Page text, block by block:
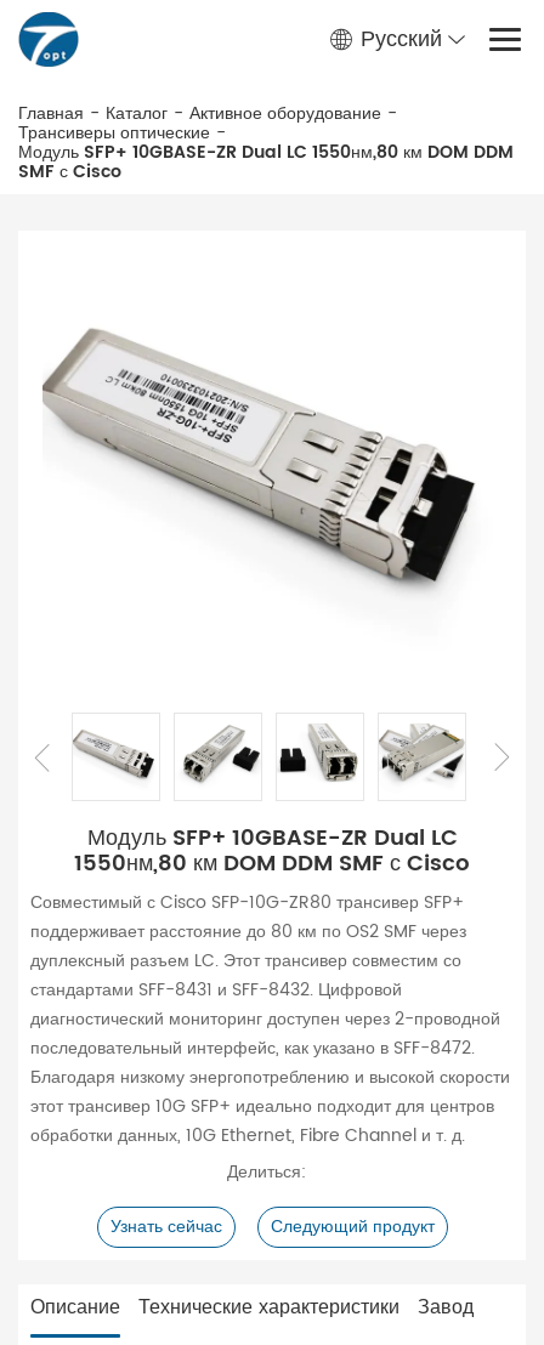
Русский
Главная - Каталог - Активное оборудование -
Трансиверы оптические -
Модуль SFP+ 10GBASE-ZR Dual LC 1550нм,80 км DOM DDM
SMF с Cisco
Модуль SFP+ 10GBASE-ZR Dual LC
1550нм,80 км DOM DDM SMF с Cisco
Совместимый с Cisco SFP-10G-ZR80 трансивер SFP+
поддерживает расстояние до 80 км по OS2 SMF через
дуплексный разъем LC. Этот трансивер совместим со
стандартами SFF-8431 и SFF-8432. Цифровой
диагностический мониторинг доступен через 2-проводной
последовательный интерфейс, как указано в SFF-8472.
Благодаря низкому энергопотреблению и высокой скорости
этот трансивер 10G SFP+ идеально подходит для центров
обработки данных, 10G Ethernet, Fibre Channel и т. д.
Делиться:
Узнать сейчас
Следующий продукт
Описание Технические характеристики
Завод